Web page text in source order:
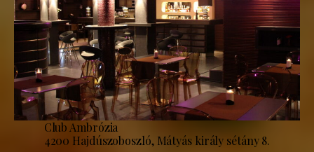
Club Ambrózia
4200 Hajdúszoboszló, Mátyás király sétány 8.